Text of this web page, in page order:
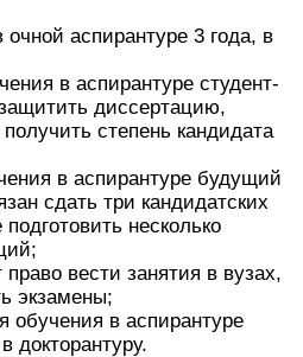
аспирантуре 3 года, в
в аспирантуре студент-
диссертацию,
степень кандидата
в аспирантуре будущий
сдать три кандидатских
несколько
вести занятия в вузах,
экзамены;
обучения в аспирантуре
докторантуру.